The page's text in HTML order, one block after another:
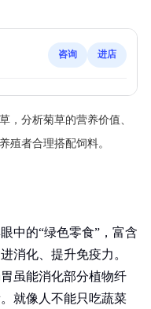
咨询 进店
，分析菊草的营养价值、
殖者合理搭配饲料。
中的“绿色零食”，富含
消化、提升免疫力。
虽能消化部分植物纤
就像人不能只吃蔬菜